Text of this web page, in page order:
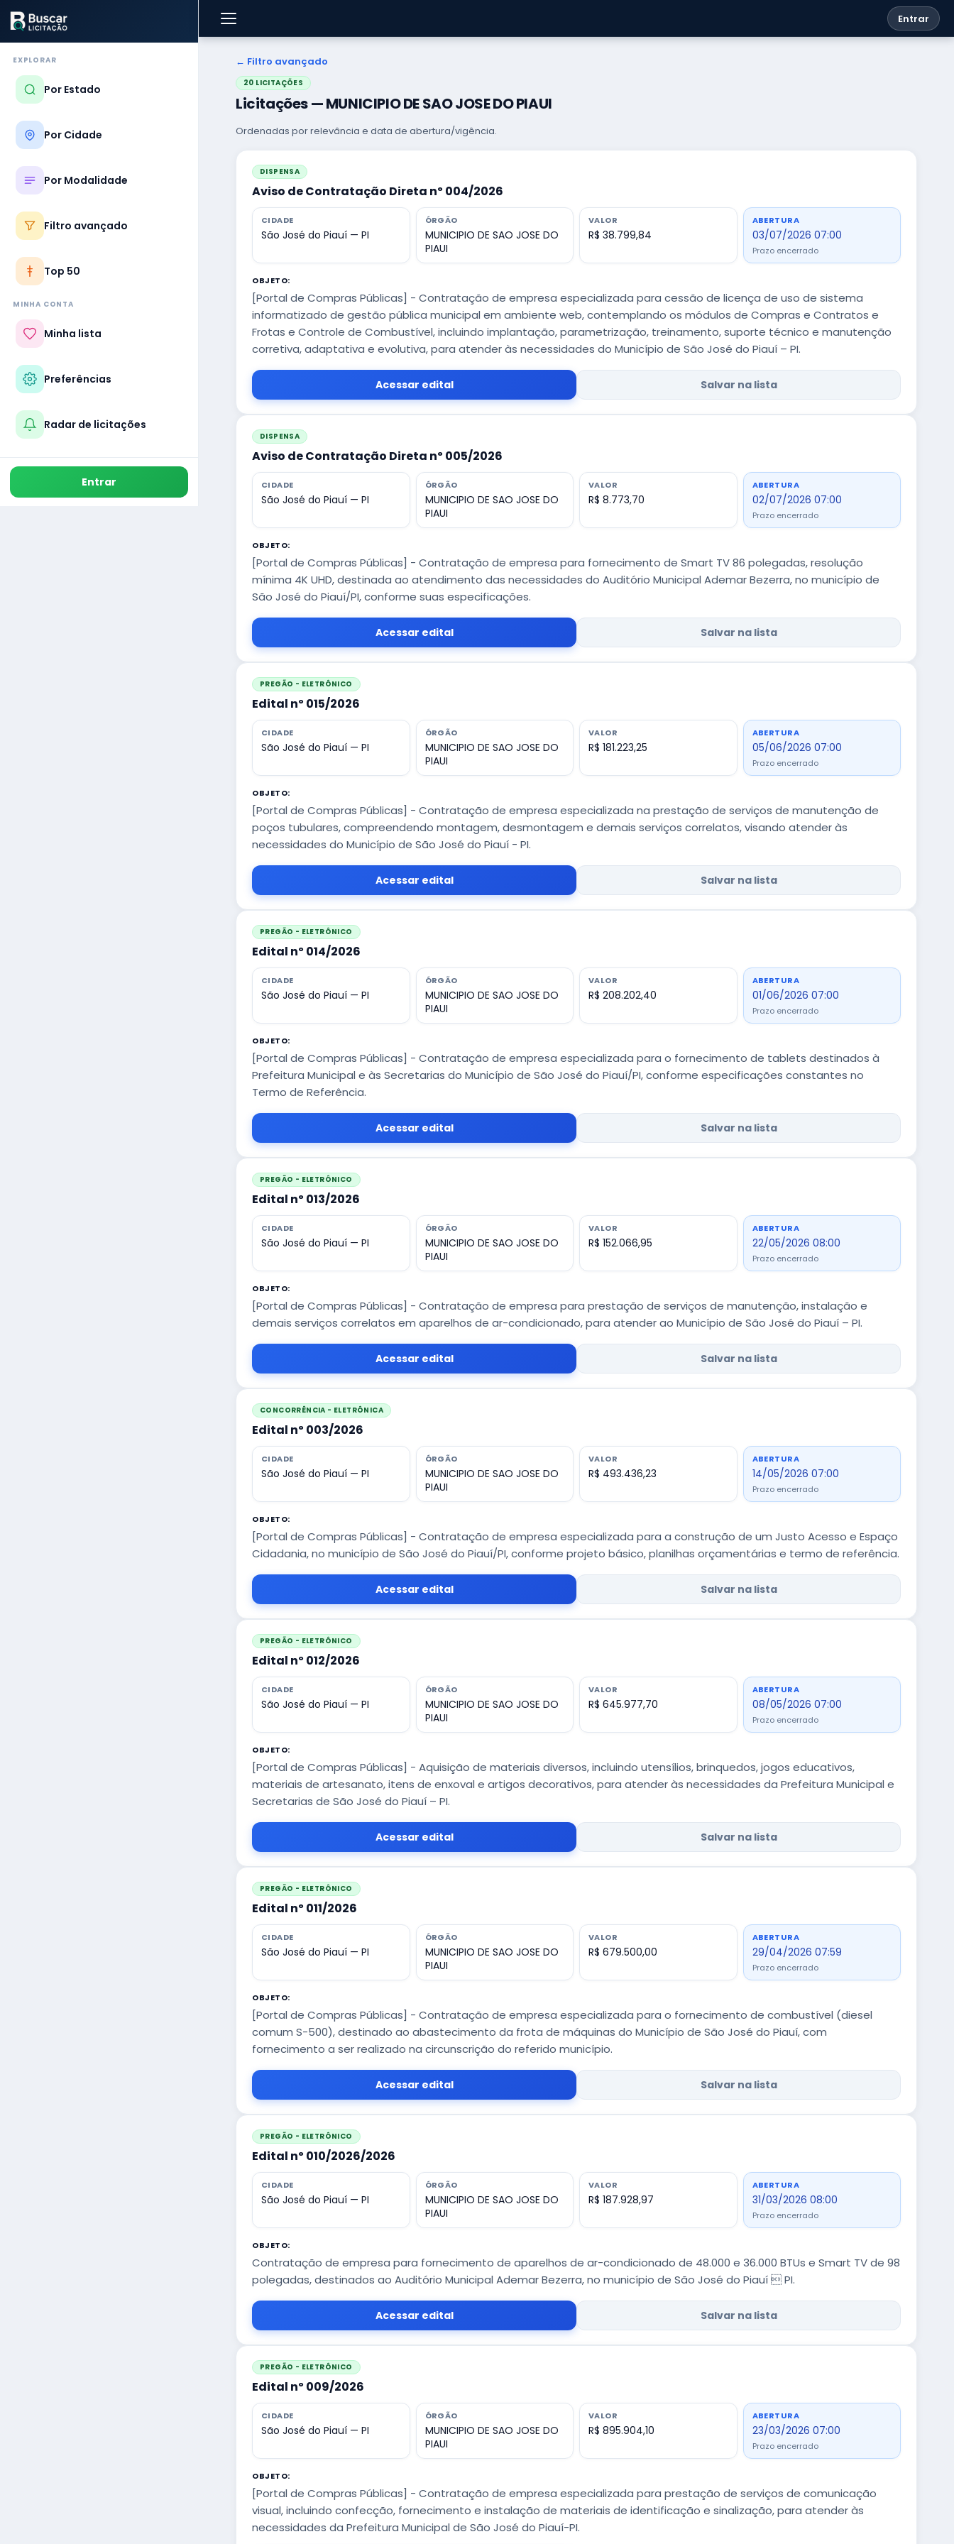
Entrar
EXPLORAR
Por Estado
Por Cidade
Por Modalidade
Filtro avançado
Top 50
MINHA CONTA
Minha lista
Preferências
Radar de licitações
Entrar
← Filtro avançado
20 LICITAÇÕES
Licitações — MUNICIPIO DE SAO JOSE DO PIAUI
Ordenadas por relevância e data de abertura/vigência.
DISPENSA
Aviso de Contratação Direta nº 004/2026
CIDADE
São José do Piauí — PI
ÓRGÃO
MUNICIPIO DE SAO JOSE DO
PIAUI
VALOR
R$ 38.799,84
ABERTURA
03/07/2026 07:00
Prazo encerrado
OBJETO:
[Portal de Compras Públicas] - Contratação de empresa especializada para cessão de licença de uso de sistema
informatizado de gestão pública municipal em ambiente web, contemplando os módulos de Compras e Contratos e
Frotas e Controle de Combustível, incluindo implantação, parametrização, treinamento, suporte técnico e manutenção
corretiva, adaptativa e evolutiva, para atender às necessidades do Município de São José do Piauí – PI.
Acessar edital Salvar na lista
DISPENSA
Aviso de Contratação Direta nº 005/2026
CIDADE
São José do Piauí — PI
ÓRGÃO
MUNICIPIO DE SAO JOSE DO
PIAUI
VALOR
R$ 8.773,70
ABERTURA
02/07/2026 07:00
Prazo encerrado
OBJETO:
[Portal de Compras Públicas] - Contratação de empresa para fornecimento de Smart TV 86 polegadas, resolução
mínima 4K UHD, destinada ao atendimento das necessidades do Auditório Municipal Ademar Bezerra, no município de
São José do Piauí/PI, conforme suas especificações.
Acessar edital Salvar na lista
PREGÃO - ELETRÔNICO
Edital nº 015/2026
CIDADE
São José do Piauí — PI
ÓRGÃO
MUNICIPIO DE SAO JOSE DO
PIAUI
VALOR
R$ 181.223,25
ABERTURA
05/06/2026 07:00
Prazo encerrado
OBJETO:
[Portal de Compras Públicas] - Contratação de empresa especializada na prestação de serviços de manutenção de
poços tubulares, compreendendo montagem, desmontagem e demais serviços correlatos, visando atender às
necessidades do Município de São José do Piauí - PI.
Acessar edital Salvar na lista
PREGÃO - ELETRÔNICO
Edital nº 014/2026
CIDADE
São José do Piauí — PI
ÓRGÃO
MUNICIPIO DE SAO JOSE DO
PIAUI
VALOR
R$ 208.202,40
ABERTURA
01/06/2026 07:00
Prazo encerrado
OBJETO:
[Portal de Compras Públicas] - Contratação de empresa especializada para o fornecimento de tablets destinados à
Prefeitura Municipal e às Secretarias do Município de São José do Piauí/PI, conforme especificações constantes no
Termo de Referência.
Acessar edital Salvar na lista
PREGÃO - ELETRÔNICO
Edital nº 013/2026
CIDADE
São José do Piauí — PI
ÓRGÃO
MUNICIPIO DE SAO JOSE DO
PIAUI
VALOR
R$ 152.066,95
ABERTURA
22/05/2026 08:00
Prazo encerrado
OBJETO:
[Portal de Compras Públicas] - Contratação de empresa para prestação de serviços de manutenção, instalação e
demais serviços correlatos em aparelhos de ar-condicionado, para atender ao Município de São José do Piauí – PI.
Acessar edital Salvar na lista
CONCORRÊNCIA - ELETRÔNICA
Edital nº 003/2026
CIDADE
São José do Piauí — PI
ÓRGÃO
MUNICIPIO DE SAO JOSE DO
PIAUI
VALOR
R$ 493.436,23
ABERTURA
14/05/2026 07:00
Prazo encerrado
OBJETO:
[Portal de Compras Públicas] - Contratação de empresa especializada para a construção de um Justo Acesso e Espaço
Cidadania, no município de São José do Piauí/PI, conforme projeto básico, planilhas orçamentárias e termo de referência.
Acessar edital Salvar na lista
PREGÃO - ELETRÔNICO
Edital nº 012/2026
CIDADE
São José do Piauí — PI
ÓRGÃO
MUNICIPIO DE SAO JOSE DO
PIAUI
VALOR
R$ 645.977,70
ABERTURA
08/05/2026 07:00
Prazo encerrado
OBJETO:
[Portal de Compras Públicas] - Aquisição de materiais diversos, incluindo utensílios, brinquedos, jogos educativos,
materiais de artesanato, itens de enxoval e artigos decorativos, para atender às necessidades da Prefeitura Municipal e
Secretarias de São José do Piauí – PI.
Acessar edital Salvar na lista
PREGÃO - ELETRÔNICO
Edital nº 011/2026
CIDADE
São José do Piauí — PI
ÓRGÃO
MUNICIPIO DE SAO JOSE DO
PIAUI
VALOR
R$ 679.500,00
ABERTURA
29/04/2026 07:59
Prazo encerrado
OBJETO:
[Portal de Compras Públicas] - Contratação de empresa especializada para o fornecimento de combustível (diesel
comum S-500), destinado ao abastecimento da frota de máquinas do Município de São José do Piauí, com
fornecimento a ser realizado na circunscrição do referido município.
Acessar edital Salvar na lista
PREGÃO - ELETRÔNICO
Edital nº 010/2026/2026
CIDADE
São José do Piauí — PI
ÓRGÃO
MUNICIPIO DE SAO JOSE DO
PIAUI
VALOR
R$ 187.928,97
ABERTURA
31/03/2026 08:00
Prazo encerrado
OBJETO:
Contratação de empresa para fornecimento de aparelhos de ar-condicionado de 48.000 e 36.000 BTUs e Smart TV de 98
polegadas, destinados ao Auditório Municipal Ademar Bezerra, no município de São José do Piauí  PI.
Acessar edital Salvar na lista
PREGÃO - ELETRÔNICO
Edital nº 009/2026
CIDADE
São José do Piauí — PI
ÓRGÃO
MUNICIPIO DE SAO JOSE DO
PIAUI
VALOR
R$ 895.904,10
ABERTURA
23/03/2026 07:00
Prazo encerrado
OBJETO:
[Portal de Compras Públicas] - Contratação de empresa especializada para prestação de serviços de comunicação
visual, incluindo confecção, fornecimento e instalação de materiais de identificação e sinalização, para atender às
necessidades da Prefeitura Municipal de São José do Piauí-PI.